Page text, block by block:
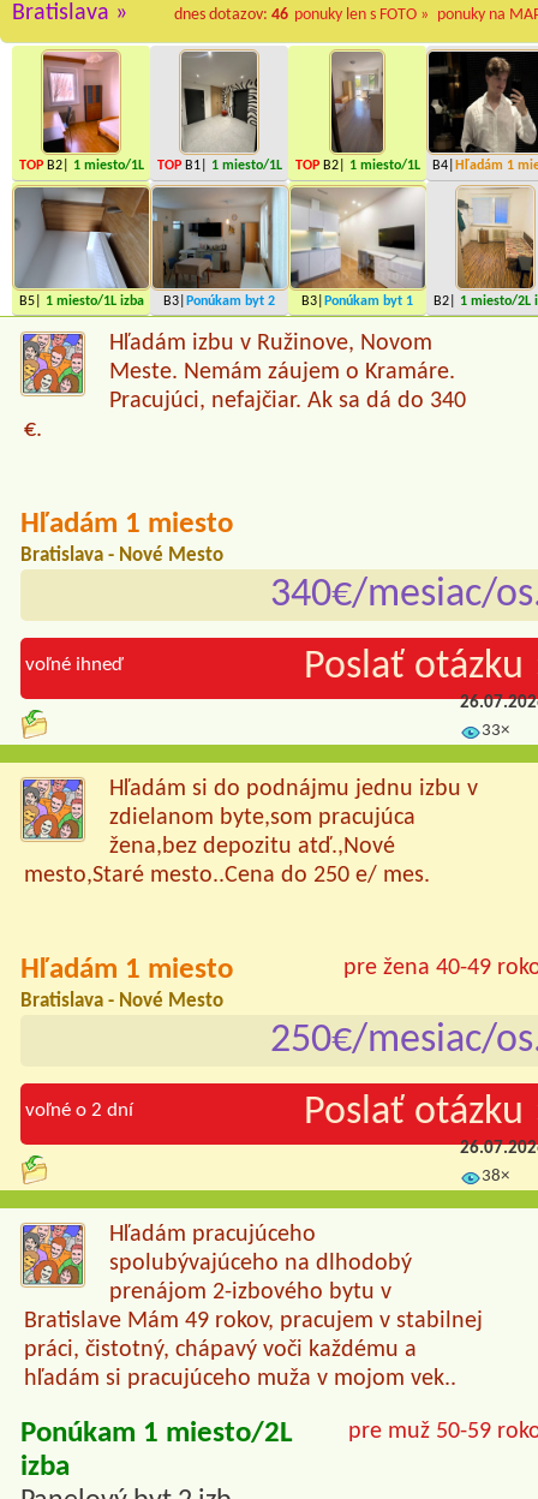
dnes dotazov: 46 ponuky len s FOTO » ponuky na
Bratislava »
TOPB2| 1 miesto/1L
izba
TOPB1| 1 miesto/1L
izba
TOPB2| 1 miesto/1L
izba
B4| Hľadám 1
B5| 1 miesto/1L izba B3| Ponúkam byt 2
miesta
B3| Ponúkam byt 1
miesto
B2| 1 miesto/2L
Hľadám izbu v Ružinove, Novom
Meste. Nemám záujem o Kramáre.
Pracujúci, nefajčiar. Ak sa dá do 340
€.
Hľadám 1 miesto
Bratislava - Nové Mesto
340€/mesiac/
voľné ihneď Poslať otázku
33×
Hľadám si do podnájmu jednu izbu v
zdielanom byte,som pracujúca
žena,bez depozitu atď.,Nové
mesto,Staré mesto..Cena do 250 e/ mes.
pre žena 40-49
Hľadám 1 miesto
Bratislava - Nové Mesto
250€/mesiac/
voľné o 2 dní Poslať otázku
38×
Hľadám pracujúceho
spolubývajúceho na dlhodobý
prenájom 2-izbového bytu v
Bratislave Mám 49 rokov, pracujem v stabilnej
práci, čistotný, chápavý voči každému a
hľadám si pracujúceho muža v mojom vek..
pre muž 50-59
Ponúkam 1 miesto/2L
izba